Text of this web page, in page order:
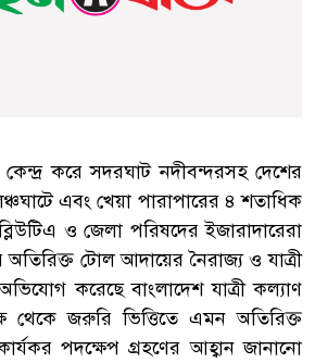
করে সদরঘাট নদীবন্দরসহ দেশের
এবং খেয়া পারাপারের ৪ শতাধিক
ও জেলা পরিষদের ইজারাদারেরা
টোল আদায়ের নৈরাজ্য ও যাত্রী
করেছে বাংলাদেশ যাত্রী কল্যাণ
থেকে জরুরি ভিত্তিতে এমন অতিরিক্ত
পদক্ষেপ গ্রহণের আহ্বান জানানো